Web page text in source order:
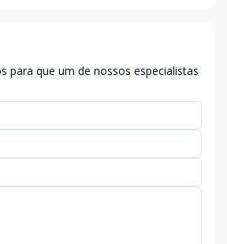
para que um de nossos especialistas